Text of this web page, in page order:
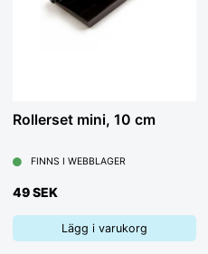
Rollerset mini, 10 cm
FINNS I WEBBLAGER
49 SEK
Lägg i varukorg